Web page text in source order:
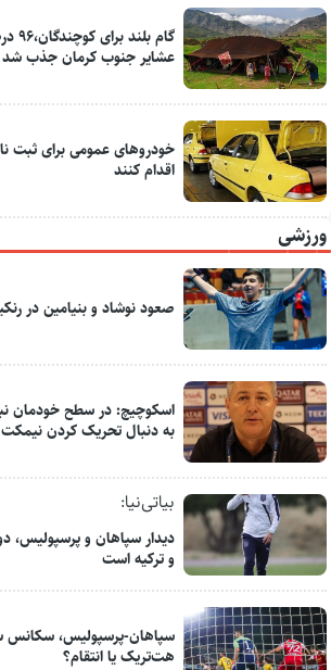
گام
عشایر جنوب کرمان جذب شد
خودروهای عمومی برای ثبت
اقدام کنند
ورزشی
صعود نوشاد و بنیامین در
اسکوچیچ: در سطح خودمان
به دنبال تحریک کردن نیمکت
بیاتی‌نیا:
دیدار سپاهان و پرسپولیس،
و ترکیه است
سپاهان-پرسپولیس، سکانس
هت‌تریک یا انتقام؟